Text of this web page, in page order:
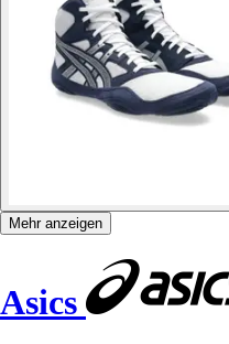
Mehr anzeigen
Asics